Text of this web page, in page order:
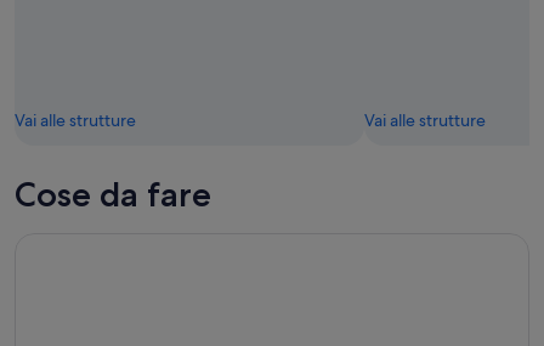
Vai alle strutture Vai alle strutture
Cose da fare